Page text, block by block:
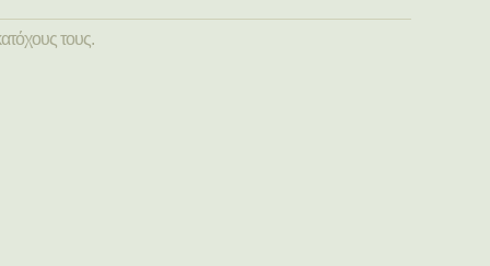
τους.